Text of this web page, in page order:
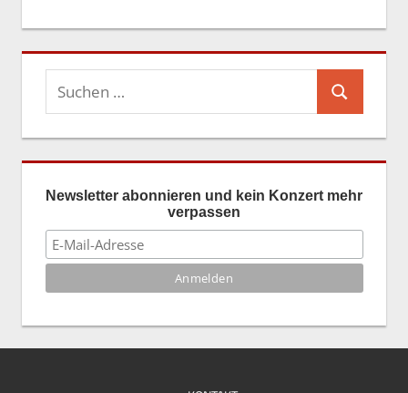
Suchen
nach:
Suchen
Newsletter abonnieren und kein Konzert mehr
verpassen